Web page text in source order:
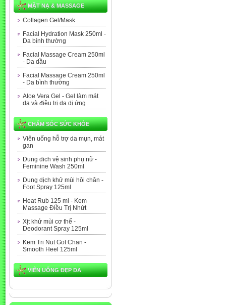
MẶT NẠ & MASSAGE
Collagen Gel/Mask
Facial Hydration Mask 250ml -
Da bình thường
Facial Massage Cream 250ml
- Da dầu
Facial Massage Cream 250ml
- Da bình thường
Aloe Vera Gel - Gel làm mát
da và điều trị da dị ứng
CHĂM SÓC SỨC KHỎE
Viên uống hỗ trợ da mụn, mát
gan
Dung dich vệ sinh phụ nữ -
Feminine Wash 250ml
Dung dịch khử mùi hôi chân -
Foot Spray 125ml
Heat Rub 125 ml - Kem
Massage Điều Trị Nhứt
Xịt khử mùi cơ thể -
Deodorant Spray 125ml
Kem Trị Nut Got Chan -
Smooth Heel 125ml
VIÊN UỐNG ĐẸP DA